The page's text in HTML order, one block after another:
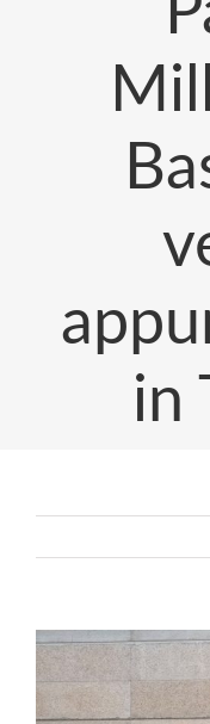
in
Ingrandisci
immagine